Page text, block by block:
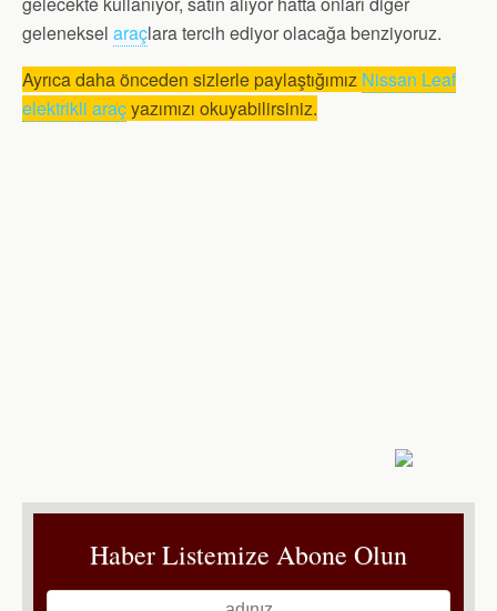
geleneksel araçlara tercih ediyor olacağa benziyoruz.
Ayrıca daha önceden sizlerle paylaştığımız Nissan Leaf
elektrikli araçyazımızı okuyabilirsiniz.
Haber Listemize Abone Olun